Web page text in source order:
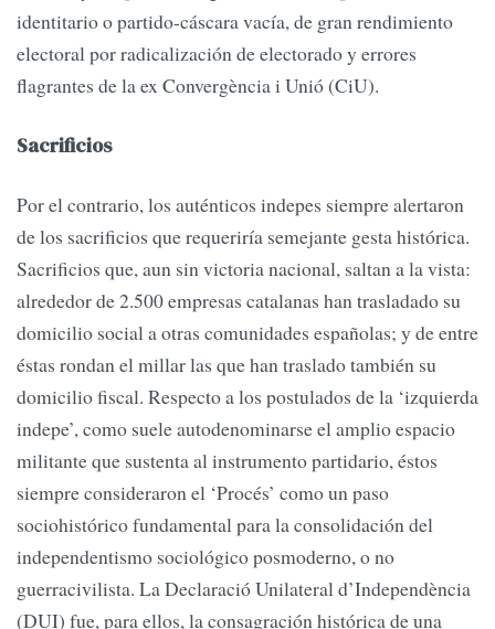
identitario o partido-cáscara vacía, de gran rendimiento
electoral por radicalización de electorado y errores
flagrantes de la ex Convergència i Unió (CiU).
Sacrificios
Por el contrario, los auténticos indepes siempre alertaron
de los sacrificios que requeriría semejante gesta histórica.
Sacrificios que, aun sin victoria nacional, saltan a la vista:
alrededor de 2.500 empresas catalanas han trasladado su
domicilio social a otras comunidades españolas; y de entre
éstas rondan el millar las que han traslado también su
domicilio fiscal. Respecto a los postulados de la ‘izquierda
indepe’, como suele autodenominarse el amplio espacio
militante que sustenta al instrumento partidario, éstos
siempre consideraron el ‘Procés’ como un paso
sociohistórico fundamental para la consolidación del
independentismo sociológico posmoderno, o no
guerracivilista. La Declaració Unilateral d’Independència
(DUI) fue, para ellos, la consagración histórica de una